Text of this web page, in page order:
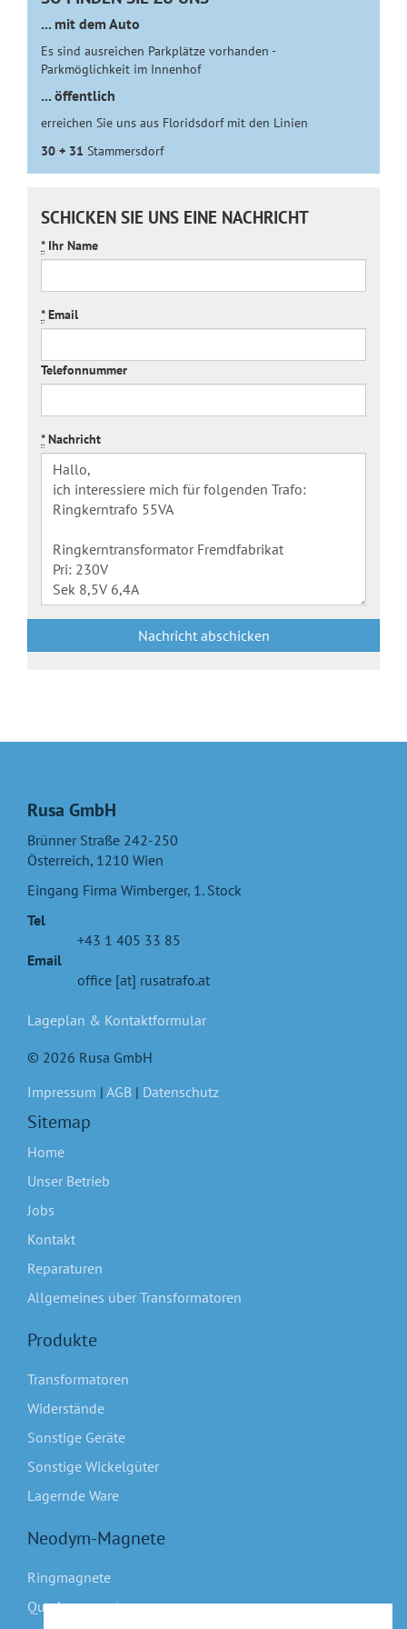
... mit dem Auto
Es sind ausreichen Parkplätze vorhanden -
Parkmöglichkeit im Innenhof
... öffentlich
erreichen Sie uns aus Floridsdorf mit den Linien
30 + 31 Stammersdorf
SCHICKEN SIE UNS EINE NACHRICHT
*Ihr Name
*Email
Telefonnummer
*Nachricht
Nachricht abschicken
Rusa GmbH
Brünner Straße 242-250
Österreich, 1210 Wien
Eingang Firma Wimberger, 1. Stock
Tel
+43 1 405 33 85
Email
office [at] rusatrafo.at
Lageplan & Kontaktformular
© 2026 Rusa GmbH
Impressum | AGB | Datenschutz
Sitemap
Home
Unser Betrieb
Jobs
Kontakt
Reparaturen
Allgemeines über Transformatoren
Produkte
Transformatoren
Widerstände
Sonstige Geräte
Sonstige Wickelgüter
Lagernde Ware
Neodym-Magnete
Ringmagnete
Quadermagnete